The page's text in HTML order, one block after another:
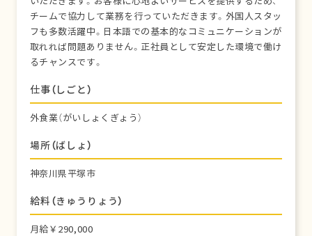
チームで協力して業務を行っていただきます。外国人スタッ
フも多数活躍中。日本語での基本的なコミュニケーションが
取れれば問題ありません。正社員として安定した環境で働け
るチャンスです。
仕事（しごと）
外食業（がいしょくぎょう）
場所（ばしょ）
神奈川県平塚市
給料（きゅうりょう）
月給￥290,000